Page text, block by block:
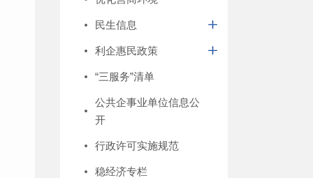
民生信息
利企惠民政策
“三服务”清单
公共企事业单位信息公
开
行政许可实施规范
稳经济专栏